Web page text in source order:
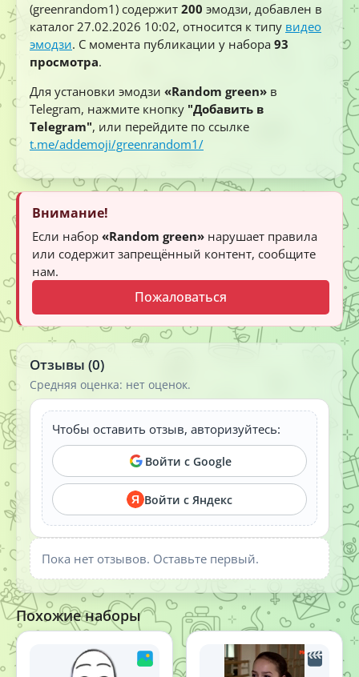
(greenrandom1) содержит 200 эмодзи, добавлен в
каталог 27.02.2026 10:02, относится к типу видео
эмодзи. С момента публикации у набора 93
просмотра.
Для установки эмодзи «Random green» в
Telegram, нажмите кнопку "Добавить в
Telegram", или перейдите по ссылке
t.me/addemoji/greenrandom1/
Внимание!
Если набор «Random green» нарушает правила
или содержит запрещённый контент, сообщите
нам.
Пожаловаться
Отзывы (0)
Средняя оценка: нет оценок.
Чтобы оставить отзыв, авторизуйтесь:
Войти с Google
Я Войти с Яндекс
Пока нет отзывов. Оставьте первый.
Похожие наборы